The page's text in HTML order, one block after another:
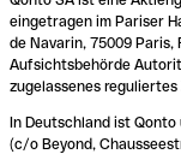
eingetragen im Pariser
de Navarin, 75009
Aufsichtsbehörde
zugelassenes
In Deutschland ist
(c/o Beyond,